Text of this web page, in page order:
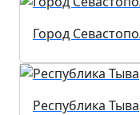
Город
Республика Тыва